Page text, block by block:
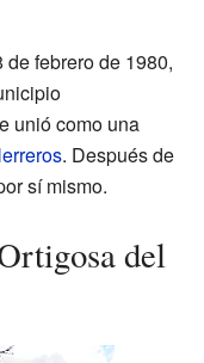
febrero de 1980,
unió como una
. Después de
sí mismo.
del